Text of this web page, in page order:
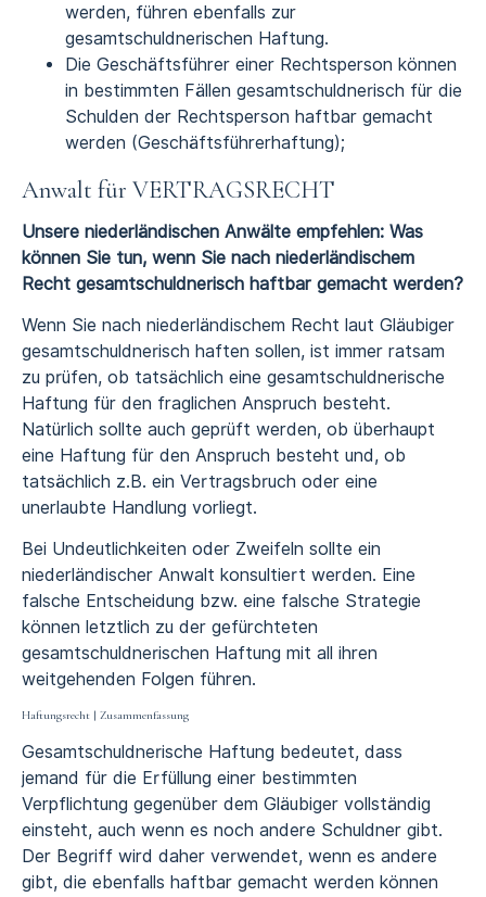
werden, führen ebenfalls zur
gesamtschuldnerischen Haftung.
Die Geschäftsführer einer Rechtsperson können
in bestimmten Fällen gesamtschuldnerisch für die
Schulden der Rechtsperson haftbar gemacht
werden (Geschäftsführerhaftung);
Anwalt für VERTRAGSRECHT
Unsere niederländischen Anwälte empfehlen: Was
können Sie tun, wenn Sie nach niederländischem
Recht gesamtschuldnerisch haftbar gemacht werden?
Wenn Sie nach niederländischem Recht laut Gläubiger
gesamtschuldnerisch haften sollen, ist immer ratsam
zu prüfen, ob tatsächlich eine gesamtschuldnerische
Haftung für den fraglichen Anspruch besteht.
Natürlich sollte auch geprüft werden, ob überhaupt
eine Haftung für den Anspruch besteht und, ob
tatsächlich z.B. ein Vertragsbruch oder eine
unerlaubte Handlung vorliegt.
Bei Undeutlichkeiten oder Zweifeln sollte ein
niederländischer Anwalt konsultiert werden. Eine
falsche Entscheidung bzw. eine falsche Strategie
können letztlich zu der gefürchteten
gesamtschuldnerischen Haftung mit all ihren
weitgehenden Folgen führen.
Haftungsrecht | Zusammenfassung
Gesamtschuldnerische Haftung bedeutet, dass
jemand für die Erfüllung einer bestimmten
Verpflichtung gegenüber dem Gläubiger vollständig
einsteht, auch wenn es noch andere Schuldner gibt.
Der Begriff wird daher verwendet, wenn es andere
gibt, die ebenfalls haftbar gemacht werden können